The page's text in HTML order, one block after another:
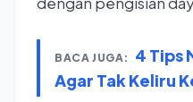
BACA JUGA:
4 Tips
Agar Tak Keliru